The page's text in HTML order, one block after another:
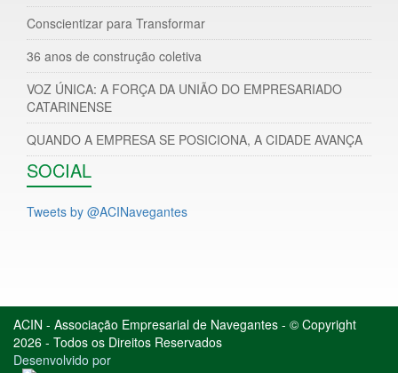
Conscientizar para Transformar
36 anos de construção coletiva
VOZ ÚNICA: A FORÇA DA UNIÃO DO EMPRESARIADO
CATARINENSE
QUANDO A EMPRESA SE POSICIONA, A CIDADE AVANÇA
SOCIAL
Tweets by @ACINavegantes
ACIN - Associação Empresarial de Navegantes - © Copyright
2026 - Todos os Direitos Reservados
Desenvolvido por